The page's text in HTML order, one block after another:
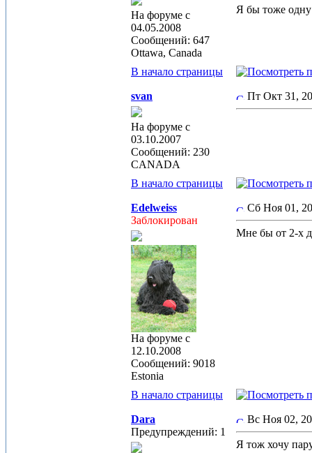
На форуме с
04.05.2008
Сообщений: 647
Ottawa, Canada
Я бы тоже одну
В начало страницы
svan
На форуме с
03.10.2007
Сообщений: 230
CANADA
Пт Окт 31,
В начало страницы
Edelweiss
Заблокирован
На форуме с
12.10.2008
Сообщений: 9018
Estonia
Сб Ноя 01,
Мне бы от 2-х
В начало страницы
Dara
Предупреждений: 1
Вс Ноя 02,
Я тож хочу